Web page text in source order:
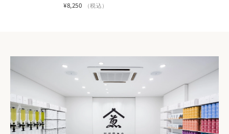
¥8,250
（税込）